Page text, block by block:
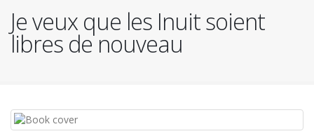
Je veux que les Inuit soient
libres de nouveau